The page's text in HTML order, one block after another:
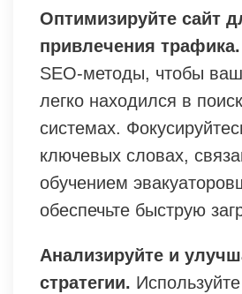
Оптимизируйте сайт
привлечения трафика.
SEO-методы, чтобы ваш
легко находился в
системах.
ключевых словах,
обучением
обеспечьте быструю
Анализируйте и
стратегии.